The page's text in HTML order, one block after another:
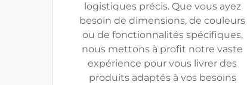
logistiques précis. Que vous ayez
besoin de dimensions, de couleurs
ou de fonctionnalités spécifiques,
nous mettons à profit notre vaste
expérience pour vous livrer des
produits adaptés à vos besoins